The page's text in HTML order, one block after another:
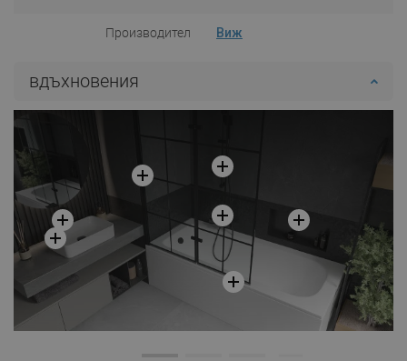
Производител Виж
вдъхновения